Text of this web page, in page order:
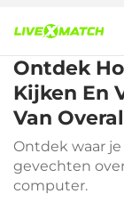
Ontdek
Kijken En
Van
Ontdek waar
gevechten
computer.